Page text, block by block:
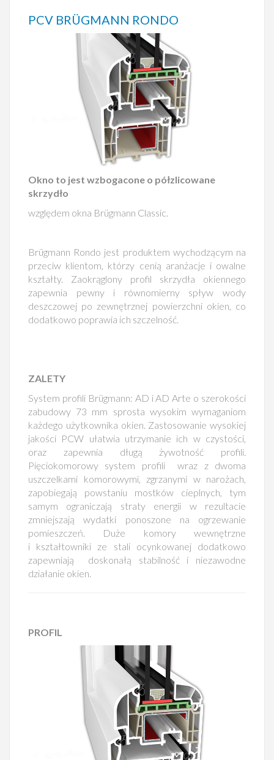
PCV BRÜGMANN RONDO
Okno to jest wzbogacone o półzlicowane
skrzydło
względem okna Brügmann Classic.
Brügmann Rondo jest produktem wychodzącym na
przeciw klientom, którzy cenią aranżacje i owalne
kształty. Zaokrąglony profil skrzydła okiennego
zapewnia pewny i równomierny spływ wody
deszczowej po zewnętrznej powierzchni okien, co
dodatkowo poprawia ich szczelność.
ZALETY
System profili Brügmann: AD i AD Arte o szerokości
zabudowy 73 mm sprosta wysokim wymaganiom
każdego użytkownika okien. Zastosowanie wysokiej
jakości PCW ułatwia utrzymanie ich w czystości,
oraz zapewnia długą żywotność profili.
Pięciokomorowy system profili wraz z dwoma
uszczelkami komorowymi, zgrzanymi w narożach,
zapobiegają powstaniu mostków cieplnych, tym
samym ograniczają straty energii w rezultacie
zmniejszają wydatki ponoszone na ogrzewanie
pomieszczeń. Duże komory wewnętrzne
i kształtowniki ze stali ocynkowanej dodatkowo
zapewniają doskonałą stabilność i niezawodne
działanie okien.
PROFIL